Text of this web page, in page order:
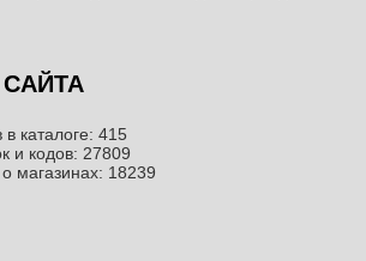
каталоге: 415
и кодов: 27809
магазинах: 18239